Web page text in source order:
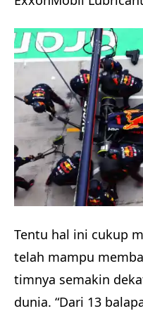
Tentu hal ini cukup
telah mampu
timnya semakin
dunia. “Dari 13